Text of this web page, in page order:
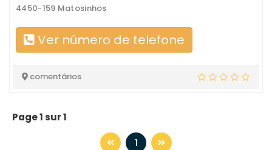
4450-159 Matosinhos
Ver número de telefone
comentários
Page 1 sur 1
1